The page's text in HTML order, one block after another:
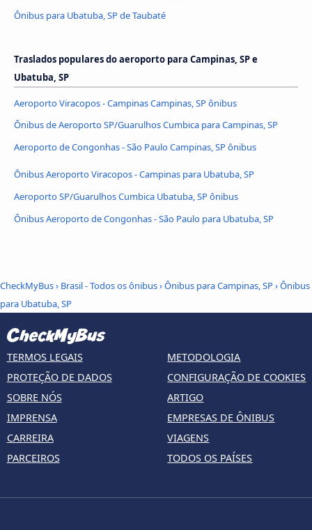
Ônibus para Ubatuba, SP de Taubaté
Traslados populares do aeroporto para Campinas, SP e
Ubatuba, SP
Aeroporto Viracopos - Campinas Campinas, SP ônibus
Ônibus de Aeroporto SP/Guarulhos Cumbica para Campinas, SP
Aeroporto de Congonhas - São Paulo Campinas, SP ônibus
Ônibus Aeroporto Viracopos - Campinas para Ubatuba, SP
Aeroporto SP/Guarulhos Cumbica Ubatuba, SP ônibus
Ônibus Aeroporto de Congonhas - São Paulo para Ubatuba, SP
CheckMyBus› Brasil - Todos os ônibus›Ônibus para Campinas, SP›Ônibus
para Ubatuba, SP
TERMOS LEGAIS
PROTEÇÃO DE DADOS
SOBRE NÓS
IMPRENSA
CARREIRA
PARCEIROS
METODOLOGIA
CONFIGURAÇÃO DE COOKIES
ARTIGO
EMPRESAS DE ÔNIBUS
VIAGENS
TODOS OS PAÍSES